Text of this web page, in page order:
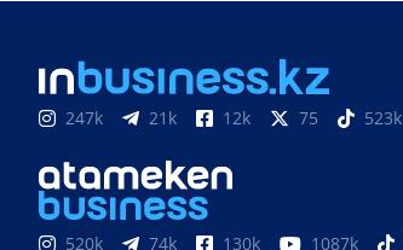
247k 21k 12k 75 523k
520k 74k 130k 1087k